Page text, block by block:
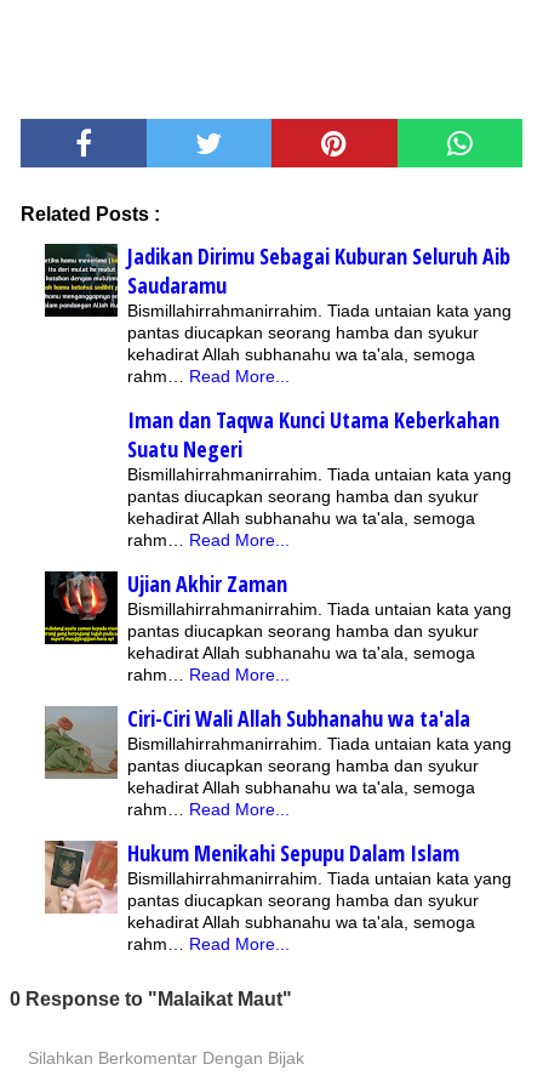
Related Posts :
Jadikan Dirimu Sebagai Kuburan Seluruh Aib
Saudaramu
Bismillahirrahmanirrahim. Tiada untaian kata yang
pantas diucapkan seorang hamba dan syukur
kehadirat Allah subhanahu wa ta'ala, semoga
rahm… Read More...
Iman dan Taqwa Kunci Utama Keberkahan
Suatu Negeri
Bismillahirrahmanirrahim. Tiada untaian kata yang
pantas diucapkan seorang hamba dan syukur
kehadirat Allah subhanahu wa ta'ala, semoga
rahm… Read More...
Ujian Akhir Zaman
Bismillahirrahmanirrahim. Tiada untaian kata yang
pantas diucapkan seorang hamba dan syukur
kehadirat Allah subhanahu wa ta'ala, semoga
rahm… Read More...
Ciri-Ciri Wali Allah Subhanahu wa ta'ala
Bismillahirrahmanirrahim. Tiada untaian kata yang
pantas diucapkan seorang hamba dan syukur
kehadirat Allah subhanahu wa ta'ala, semoga
rahm… Read More...
Hukum Menikahi Sepupu Dalam Islam
Bismillahirrahmanirrahim. Tiada untaian kata yang
pantas diucapkan seorang hamba dan syukur
kehadirat Allah subhanahu wa ta'ala, semoga
rahm… Read More...
0 Response to "Malaikat Maut"
Silahkan Berkomentar Dengan Bijak